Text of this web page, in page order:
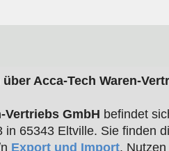
Acca-Tech Waren-
Vertriebs GmbH befindet
in 65343 Eltville. Sie finden
Export und Import.